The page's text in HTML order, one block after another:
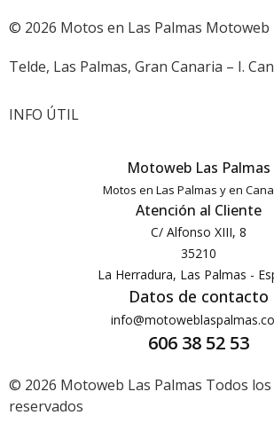
© 2026 Motos en Las Palmas Motoweb
Telde, Las Palmas, Gran Canaria – I.
INFO ÚTIL
Motoweb Las Palmas
Motos en Las Palmas y en
Atención al Cliente
C/ Alfonso XIII, 8
35210
La Herradura, Las Palmas -
Datos de contacto
606 38 52 53
© 2026 Motoweb Las Palmas Todos
reservados